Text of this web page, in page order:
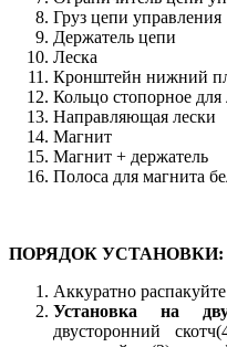
Груз цепи управления
Держатель цепи
Леска
Кронштейн нижний
Кольцо стопорное для
Направляющая лески
Магнит
Магнит + держатель
Полоса для магнита
ПОРЯДОК УСТАНОВКИ:
Аккуратно
Установка на
двусторонний